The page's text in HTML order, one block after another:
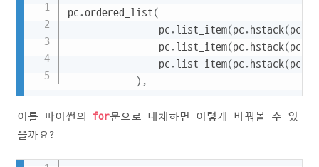
pc.ordered_list(
                pc
. list_item(pc. hstack(pc
                pc
. list_item(pc. hstack(pc
                pc
. list_item(pc. hstack(pc
) ,
이를 파이썬의 for문으로 대체하면 이렇게 바꿔볼 수 있
을까요?